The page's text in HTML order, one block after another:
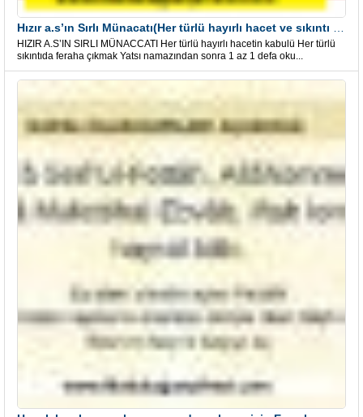
HIZIR A.S’IN SIRLI MÜNACCATI Her türlü hayırlı hacetin kabulü Her türlü
sıkıntıda feraha çıkmak Yatsı namazından sonra 1 az 1 defa oku...